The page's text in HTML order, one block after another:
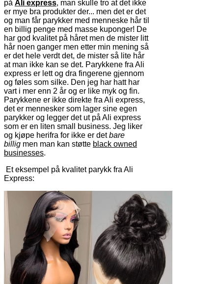
på Ali express, man skulle tro at det ikke
er mye bra produkter der... men det er det
og man får parykker med menneske hår til
en billig penge med masse kuponger! De
har god kvalitet på håret men de mister litt
hår noen ganger men etter min mening så
er det hele verdt det, de mister så lite hår
at man ikke kan se det. Parykkene fra Ali
express er lett og dra fingerene gjennom
og føles som silke. Den jeg har hatt har
vart i mer enn 2 år og er like myk og fin.
Parykkene er ikke direkte fra Ali express,
det er mennesker som lager sine egen
parykker og legger det ut på Ali express
som er en liten small business. Jeg liker
og kjøpe herifra for ikke er detbare
billig men man kan støtte black owned
businesses.
Et eksempel på kvalitet parykk fra Ali
Express: